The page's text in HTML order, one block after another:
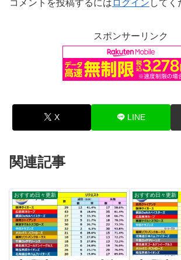
コメントを投稿するには ログイン してく
スポンサーリンク
X LINE
関連記事
おすすめ日々更新 おすすめ日々更新